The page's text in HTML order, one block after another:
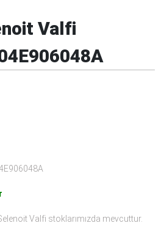
Valfi
Valfi stoklarımızda mevcuttur.